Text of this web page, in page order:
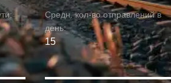
Средн. кол-во отправлений в
день:
15